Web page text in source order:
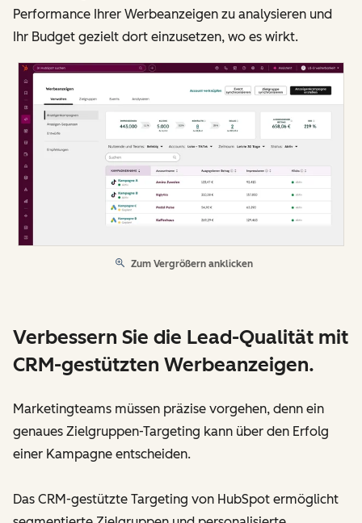
Performance Ihrer Werbeanzeigen zu analysieren und
Ihr Budget gezielt dort einzusetzen, wo es wirkt.
Zum Vergrößern anklicken
Verbessern Sie die Lead-Qualität mit
CRM-gestützten Werbeanzeigen.
Marketingteams müssen präzise vorgehen, denn ein
genaues Zielgruppen-Targeting kann über den Erfolg
einer Kampagne entscheiden.
Das CRM-gestützte Targeting von HubSpot ermöglicht